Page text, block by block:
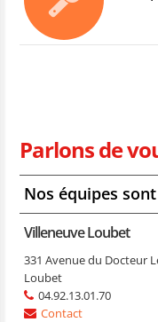
Parlons de
Nos équipes
Villeneuve Loubet
331 Avenue du Docteur
Loubet
04.92.13.01.70
Contact